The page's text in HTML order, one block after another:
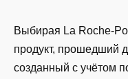
Выбирая La Roche-
продукт, прошедший
созданный с учётом